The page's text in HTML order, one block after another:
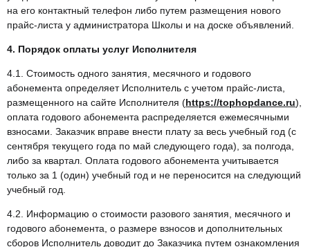
на его контактный телефон либо путем размещения нового
прайс-листа у администратора Школы и на доске объявлений.
4. Порядок оплаты услуг Исполнителя
4.1. Стоимость одного занятия, месячного и годового
абонемента определяет Исполнитель с учетом прайс-листа,
размещенного на сайте Исполнителя (https://tophopdance.ru),
оплата годового абонемента распределяется ежемесячными
взносами. Заказчик вправе внести плату за весь учебный год (с
сентября текущего года по май следующего года), за полгода,
либо за квартал. Оплата годового абонемента учитывается
только за 1 (один) учебный год и не переносится на следующий
учебный год.
4.2. Информацию о стоимости разового занятия, месячного и
годового абонемента, о размере взносов и дополнительных
сборов Исполнитель доводит до Заказчика путем ознакомления